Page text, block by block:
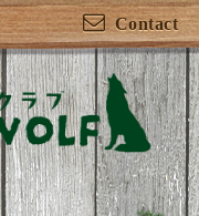
Contact